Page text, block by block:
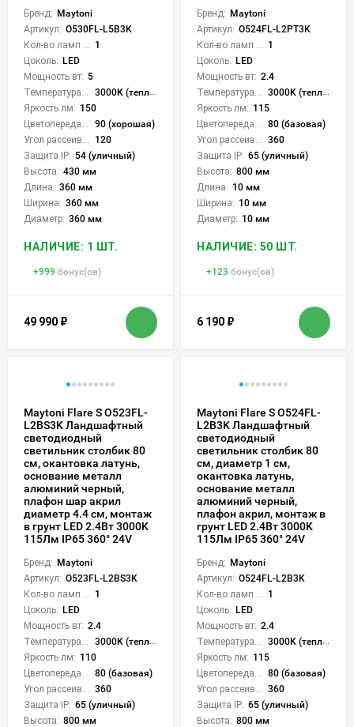
Бренд: Maytoni
Артикул: O530FL-L5B3K
1
Цоколь: LED
Мощность вт: 5
3000K (теплый)
Яркость лм: 150
90 (хорошая)
120
Защита IP: 54 (уличный)
Высота: 430 мм
Длина: 360 мм
Ширина: 360 мм
Диаметр: 360 мм
НАЛИЧИЕ: 1 ШТ.
+999 бонус(ов)
49 990 ₽
Бренд: Maytoni
Артикул: O524FL-L2PT3K
1
Цоколь: LED
Мощность вт: 2.4
3000K (теплый)
Яркость лм: 115
80 (базовая)
360
Защита IP: 65 (уличный)
Высота: 800 мм
Длина: 10 мм
Ширина: 10 мм
Диаметр: 10 мм
НАЛИЧИЕ: 50 ШТ.
+123 бонус(ов)
6 190 ₽
Maytoni Flare S O523FL-
L2BS3K Ландшафтный
светодиодный
светильник столбик 80
см, окантовка латунь,
основание металл
алюминий черный,
плафон шар акрил
диаметр 4.4 см, монтаж
в грунт LED 2.4Вт 3000K
115Лм IP65 360° 24V
Бренд: Maytoni
Артикул: O523FL-L2BS3K
1
Цоколь: LED
Мощность вт: 2.4
3000K (теплый)
Яркость лм: 110
80 (базовая)
360
Защита IP: 65 (уличный)
Высота: 800 мм
Maytoni Flare S O524FL-
L2B3K Ландшафтный
светодиодный
светильник столбик 80
см, диаметр 1 см,
окантовка латунь,
основание металл
алюминий черный,
плафон акрил, монтаж в
грунт LED 2.4Вт 3000K
115Лм IP65 360° 24V
Бренд: Maytoni
Артикул: O524FL-L2B3K
1
Цоколь: LED
Мощность вт: 2.4
3000K (теплый)
Яркость лм: 115
80 (базовая)
360
Защита IP: 65 (уличный)
Высота: 800 мм